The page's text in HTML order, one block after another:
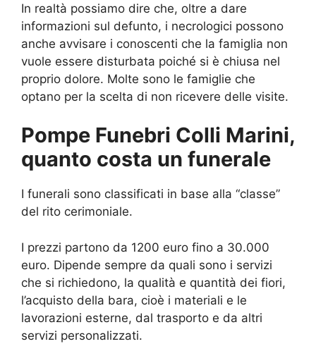
In realtà possiamo dire che, oltre a dare
informazioni sul defunto, i necrologici possono
anche avvisare i conoscenti che la famiglia non
vuole essere disturbata poiché si è chiusa nel
proprio dolore. Molte sono le famiglie che
optano per la scelta di non ricevere delle visite.
Pompe Funebri Colli Marini,
quanto costa un funerale
I funerali sono classificati in base alla “classe”
del rito cerimoniale.
I prezzi partono da 1200 euro fino a 30.000
euro. Dipende sempre da quali sono i servizi
che si richiedono, la qualità e quantità dei fiori,
l’acquisto della bara, cioè i materiali e le
lavorazioni esterne, dal trasporto e da altri
servizi personalizzati.